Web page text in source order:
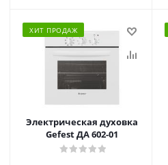
ХИТ ПРОДАЖ
Электрическая духовка
Gefest ДА 602-01